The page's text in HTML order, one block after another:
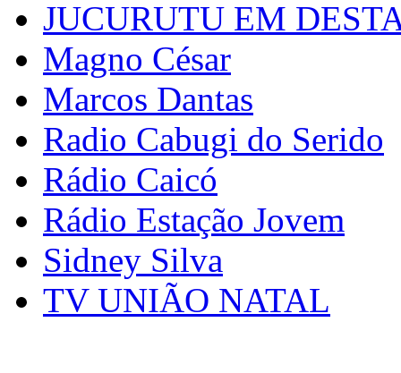
JUCURUTU EM
Magno César
Marcos Dantas
Radio Cabugi do Serido
Rádio Caicó
Rádio Estação Jovem
Sidney Silva
TV UNIÃO NATAL